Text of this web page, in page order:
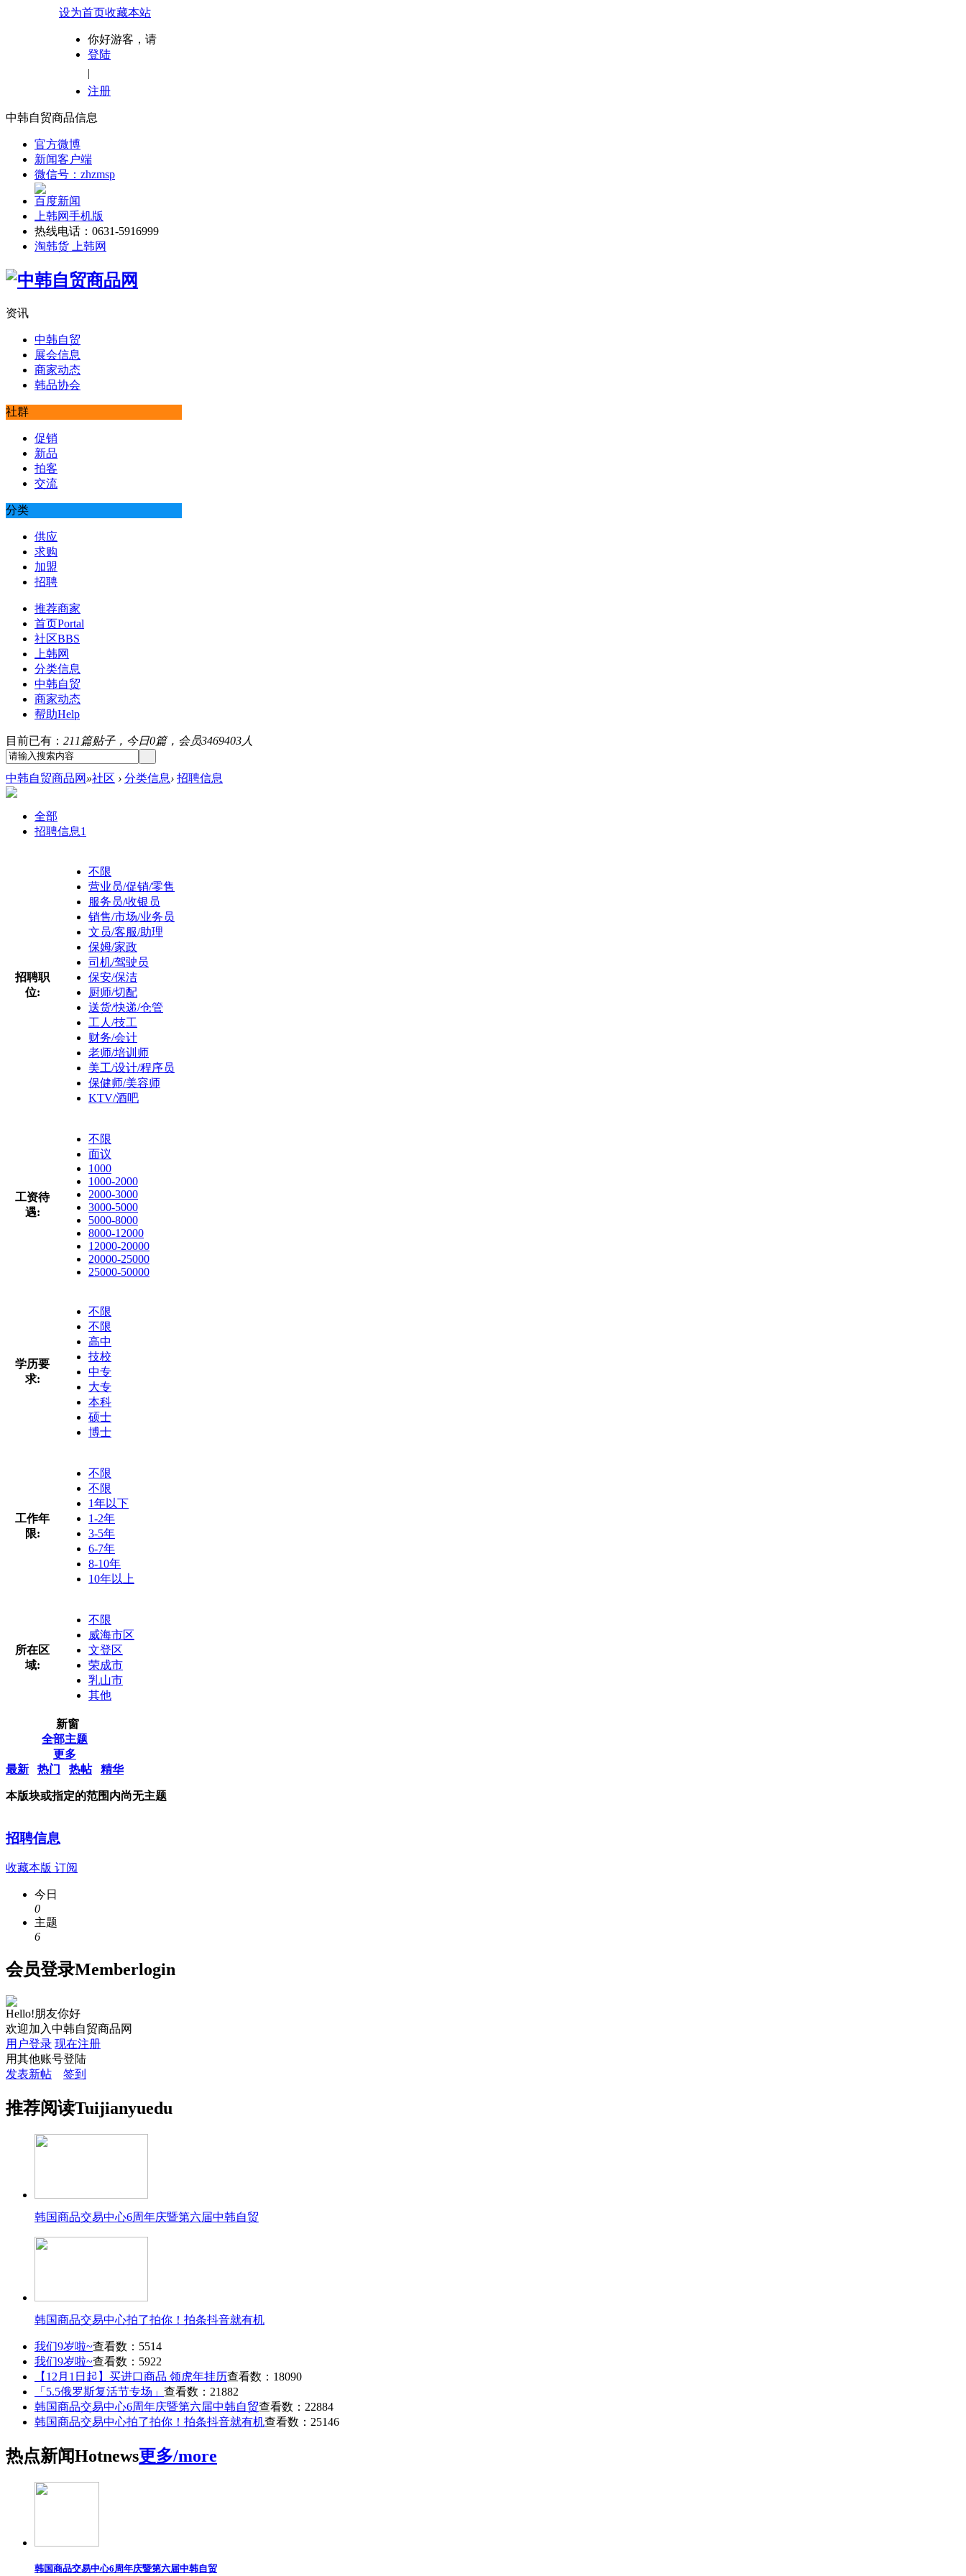
设为首页收藏本站
你好游客，请
登陆
|
注册
中韩自贸商品信息
官方微博
新闻客户端
微信号：zhzmsp
百度新闻
上韩网手机版
热线电话：0631-5916999
淘韩货 上韩网
资讯
中韩自贸
展会信息
商家动态
韩品协会
社群
促销
新品
拍客
交流
分类
供应
求购
加盟
招聘
推荐商家
首页Portal
社区BBS
上韩网
分类信息
中韩自贸
商家动态
帮助Help
目前已有： 211篇贴子，今日0篇，会员3469403人
中韩自贸商品网 »社区 › 分类信息› 招聘信息
全部
招聘信息1
招聘职
位:
不限
营业员/促销/零售
服务员/收银员
销售/市场/业务员
文员/客服/助理
保姆/家政
司机/驾驶员
保安/保洁
厨师/切配
送货/快递/仓管
工人/技工
财务/会计
老师/培训师
美工/设计/程序员
保健师/美容师
KTV/酒吧
工资待
遇:
不限
面议
1000
1000-2000
2000-3000
3000-5000
5000-8000
8000-12000
12000-20000
20000-25000
25000-50000
学历要
求:
不限
不限
高中
技校
中专
大专
本科
硕士
博士
工作年
限:
不限
不限
1年以下
1-2年
3-5年
6-7年
8-10年
10年以上
所在区
域:
不限
威海市区
文登区
荣成市
乳山市
其他
新窗
全部主题
更多
最新
热门 热帖 精华
本版块或指定的范围内尚无主题
招聘信息
收藏本版 订阅
今日
0
主题
6
会员登录Memberlogin
Hello!朋友你好
欢迎加入中韩自贸商品网
用户登录 现在注册
用其他账号登陆
发表新帖
签到
推荐阅读Tuijianyuedu
韩国商品交易中心6周年庆暨第六届中韩自贸
韩国商品交易中心拍了拍你！拍条抖音就有机
我们9岁啦~查看数：5514
我们9岁啦~查看数：5922
【12月1日起】买进口商品 领虎年挂历查看数：18090
「5.5俄罗斯复活节专场」 查看数：21882
韩国商品交易中心6周年庆暨第六届中韩自贸查看数：22884
韩国商品交易中心拍了拍你！拍条抖音就有机查看数：25146
热点新闻Hotnews更多/more
韩国商品交易中心6周年庆暨第六届中韩自贸